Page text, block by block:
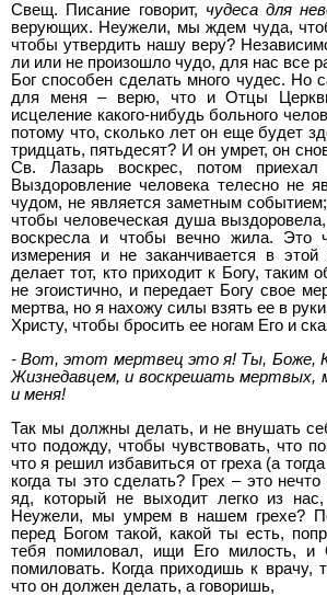
Свещ. Писание говорит, чудеса для
верующих. Неужели, мы ждем чуда,
чтобы утвердить нашу веру?
ли или не произошло чудо, для нас все
Бог способен сделать много чудес. Но
для меня – верю, что и Отцы
исцеление какого-нибудь больного
потому что, сколько лет он еще будет
тридцать, пятьдесят? И он умрет, он
Св. Лазарь воскрес, потом
Выздоровление человека телесно не
чудом, не является заметным
чтобы человеческая душа
воскресла и чтобы вечно жила. Это
измерения и не заканчивается в
делает тот, кто приходит к Богу, таким
не эгоистично, и передает Богу свое
мертва, но я нахожу силы взять ее в
Христу, чтобы бросить ее ногам Его и
- Вот, этот мертвец это я! Ты, Боже,
Жизнедавцем, и воскрешать мертвых,
и меня!
Так мы должны делать, и не внушать
что подожду, чтобы чувствовать, что
что я решил избавиться от греха (а
когда ты это сделать? Грех – это
яд, который не выходит легко из
Неужели, мы умрем в нашем грехе?
перед Богом такой, какой ты есть,
тебя помиловал, ищи Его милость, и
помиловать. Когда приходишь к врачу,
что он должен делать, а говоришь,